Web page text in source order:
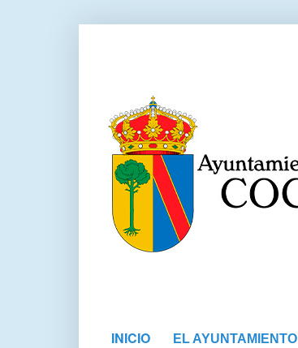
INICIO EL AYUNTAMIENTO